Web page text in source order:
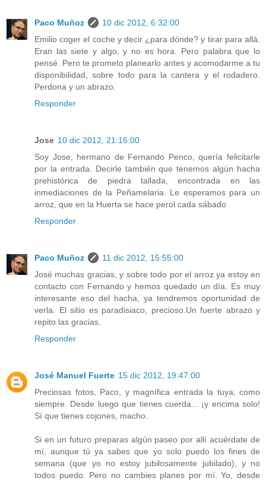
Paco Muñoz
10 dic 2012, 6:32:00
Emilio coger el coche y decir ¿para dónde? y tirar para allá.
Eran las siete y algo, y no es hora. Pero palabra que lo
pensé. Pero te prometo planearlo antes y acomodarme a tu
disponibilidad, sobre todo para la cantera y el rodadero.
Perdona y un abrazo.
Responder
Jose 10 dic 2012, 21:16:00
Soy Jose, hermano de Fernando Penco, quería felicitarle
por la entrada. Decirle también que tenemos algún hacha
prehistórica de piedra tallada, encontrada en las
inmediaciones de la Peñamelaria. Le esperamos para un
arroz, que en la Huerta se hace perol cada sábado
Responder
Paco Muñoz
11 dic 2012, 15:55:00
José muchas gracias, y sobre todo por el arroz ya estoy en
contacto con Fernando y hemos quedado un día. Es muy
interesante eso del hacha, ya tendremos oportunidad de
verla. El sitio es paradisiaco, precioso.Un fuerte abrazo y
repito las gracias.
Responder
José Manuel Fuerte 15 dic 2012, 19:47:00
Preciosas fotos, Paco, y magnífica entrada la tuya, como
siempre. Desde luego que tienes cuerda... ¡y encima solo!
Sí que tienes cojones, macho.
Si en un futuro preparas algún paseo por allí acuérdate de
mí, aunque tú ya sabes que yo solo puedo los fines de
semana (que yo no estoy jubilosamente jubilado), y no
todos puedo. Pero no cambies planes por mí. Yo, desde